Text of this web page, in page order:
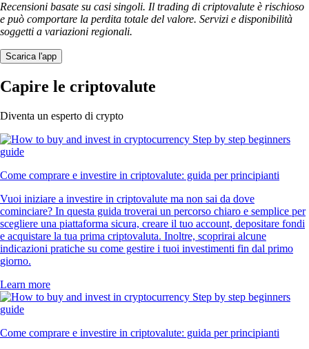
Recensioni basate su casi singoli. Il trading di criptovalute è rischioso
e può comportare la perdita totale del valore. Servizi e disponibilità
soggetti a variazioni regionali.
Scarica l'app
Capire le criptovalute
Diventa un esperto di crypto
Come comprare e investire in criptovalute: guida per principianti
Vuoi iniziare a investire in criptovalute ma non sai da dove
cominciare? In questa guida troverai un percorso chiaro e semplice per
scegliere una piattaforma sicura, creare il tuo account, depositare fondi
e acquistare la tua prima criptovaluta. Inoltre, scoprirai alcune
indicazioni pratiche su come gestire i tuoi investimenti fin dal primo
giorno.
Learn more
Come comprare e investire in criptovalute: guida per principianti